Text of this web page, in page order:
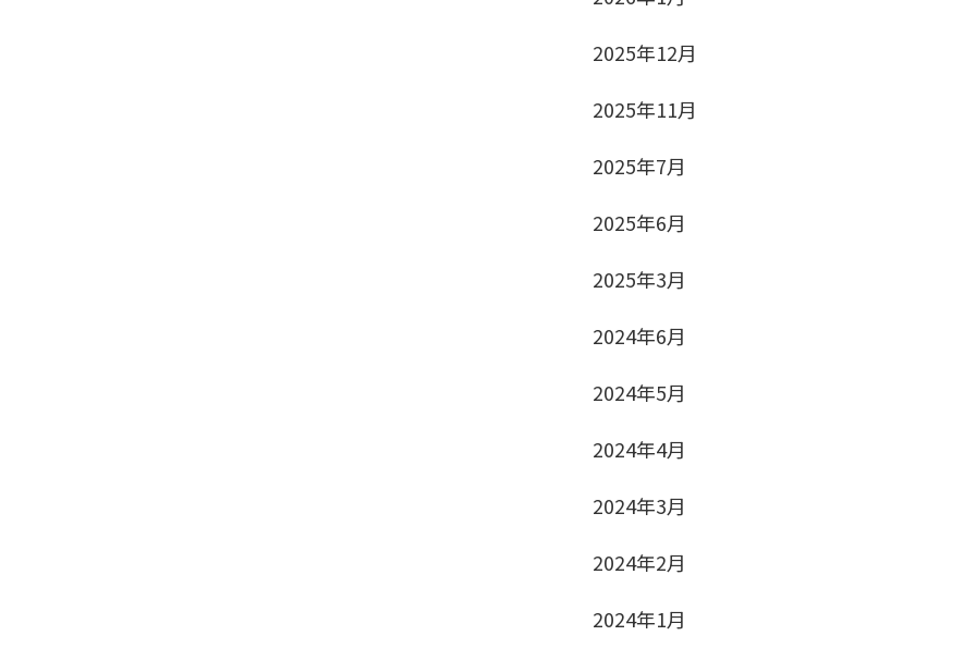
2025年12月
2025年11月
2025年7月
2025年6月
2025年3月
2024年6月
2024年5月
2024年4月
2024年3月
2024年2月
2024年1月